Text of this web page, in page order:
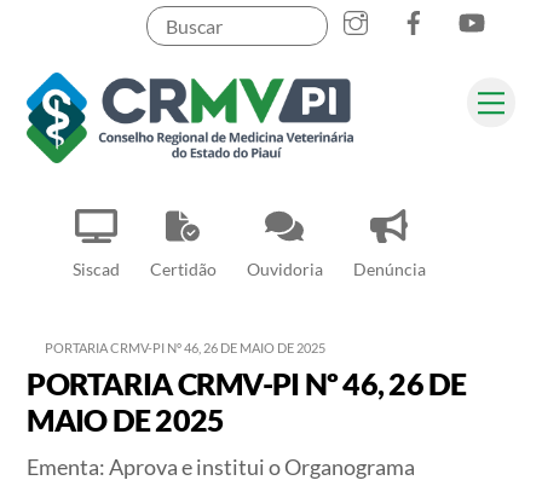
content
Siscad Certidão Ouvidoria Denúncia
InstagramFacebook
Pesquisar
PORTARIA CRMV-PI Nº 46, 26 DE MAIO DE 2025
PORTARIA CRMV-PI Nº 46, 26 DE
MAIO DE 2025
Ementa: Aprova e institui o Organograma